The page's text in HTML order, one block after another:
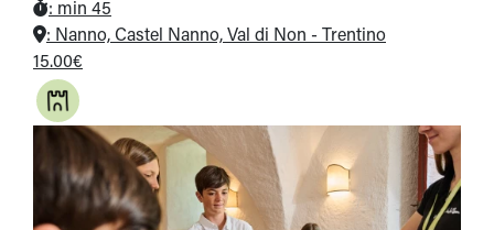
: min 45
: Nanno, Castel Nanno, Val di Non - Trentino
15.00€